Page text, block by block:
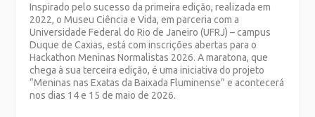
Inspirado pelo sucesso da primeira edição, realizada em
2022, o Museu Ciência e Vida, em parceria com a
Universidade Federal do Rio de Janeiro (UFRJ) – campus
Duque de Caxias, está com inscrições abertas para o
Hackathon Meninas Normalistas 2026. A maratona, que
chega à sua terceira edição, é uma iniciativa do projeto
“Meninas nas Exatas da Baixada Fluminense” e acontecerá
nos dias 14 e 15 de maio de 2026.